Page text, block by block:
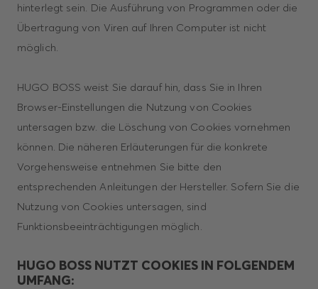
hinterlegt sein. Die Ausführung von Programmen oder die
Übertragung von Viren auf Ihren Computer ist nicht
möglich.
HUGO BOSS weist Sie darauf hin, dass Sie in Ihren
Browser-Einstellungen die Nutzung von Cookies
untersagen bzw. die Löschung von Cookies vornehmen
können. Die näheren Erläuterungen für die konkrete
Vorgehensweise entnehmen Sie bitte den
entsprechenden Anleitungen der Hersteller. Sofern Sie die
Nutzung von Cookies untersagen, sind
Funktionsbeeinträchtigungen möglich.
HUGO BOSS NUTZT COOKIES IN FOLGENDEM
UMFANG: